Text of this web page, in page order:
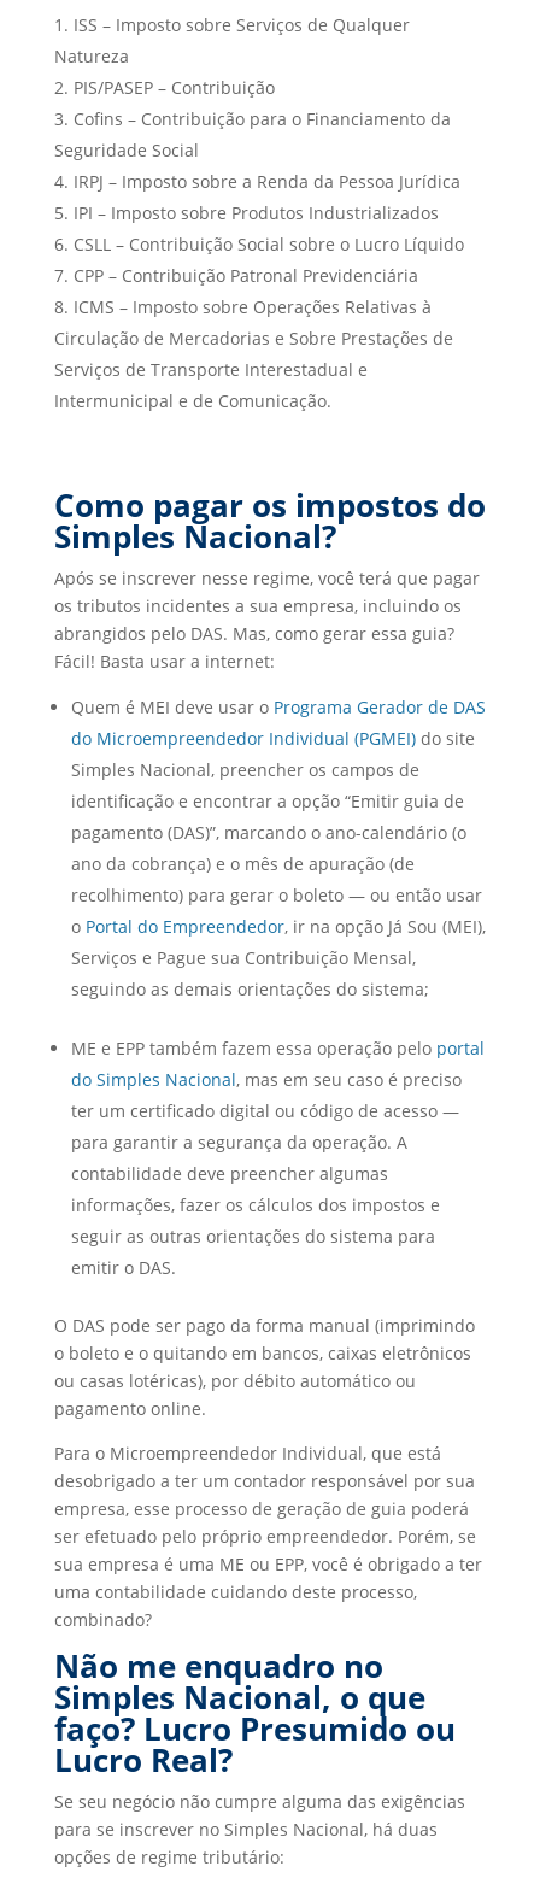
ISS – Imposto sobre Serviços de Qualquer
Natureza
PIS/PASEP – Contribuição
Cofins – Contribuição para o Financiamento da
Seguridade Social
IRPJ – Imposto sobre a Renda da Pessoa Jurídica
IPI – Imposto sobre Produtos Industrializados
CSLL – Contribuição Social sobre o Lucro Líquido
CPP – Contribuição Patronal Previdenciária
ICMS – Imposto sobre Operações Relativas à
Circulação de Mercadorias e Sobre Prestações de
Serviços de Transporte Interestadual e
Intermunicipal e de Comunicação.
Como pagar os impostos do
Simples Nacional?
Após se inscrever nesse regime, você terá que pagar
os tributos incidentes a sua empresa, incluindo os
abrangidos pelo DAS. Mas, como gerar essa guia?
Fácil! Basta usar a internet:
Quem é MEI deve usar o Programa Gerador de DAS
do Microempreendedor Individual (PGMEI)do site
Simples Nacional, preencher os campos de
identificação e encontrar a opção “Emitir guia de
pagamento (DAS)”, marcando o ano-calendário (o
ano da cobrança) e o mês de apuração (de
recolhimento) para gerar o boleto — ou então usar
o Portal do Empreendedor, ir na opção Já Sou (MEI),
Serviços e Pague sua Contribuição Mensal,
seguindo as demais orientações do sistema;
ME e EPP também fazem essa operação pelo portal
do Simples Nacional, mas em seu caso é preciso
ter um certificado digital ou código de acesso —
para garantir a segurança da operação. A
contabilidade deve preencher algumas
informações, fazer os cálculos dos impostos e
seguir as outras orientações do sistema para
emitir o DAS.
O DAS pode ser pago da forma manual (imprimindo
o boleto e o quitando em bancos, caixas eletrônicos
ou casas lotéricas), por débito automático ou
pagamento online.
Para o Microempreendedor Individual, que está
desobrigado a ter um contador responsável por sua
empresa, esse processo de geração de guia poderá
ser efetuado pelo próprio empreendedor. Porém, se
sua empresa é uma ME ou EPP, você é obrigado a ter
uma contabilidade cuidando deste processo,
combinado?
Não me enquadro no
Simples Nacional, o que
faço? Lucro Presumido ou
Lucro Real?
Se seu negócio não cumpre alguma das exigências
para se inscrever no Simples Nacional, há duas
opções de regime tributário: